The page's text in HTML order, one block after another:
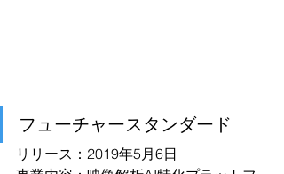
フューチャースタンダード
リリース：2019年5月6日